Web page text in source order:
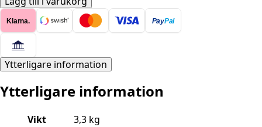
–
FLATVÄVD
creation
80x200
mängd
Klarna. PayPal
Ytterligare information
Ytterligare information
Vikt
3,3 kg